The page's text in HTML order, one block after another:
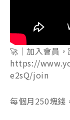
🚀｜加入會員
https://
e2sQ/join
每個月250塊錢